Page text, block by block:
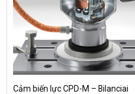
Cảm biến lực CPD-M – Bilanciai